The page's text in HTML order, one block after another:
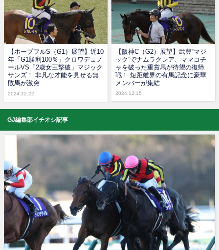
【ホープフルS（G1）展望】近10
年「G1勝利100％」クロワデュノ
ールVS「2歳女王撃破」マジック
サンズ！ 非凡な才能を見せる無
敗馬が激突
2024.12.22
【阪神C（G2）展望】武豊“マジ
ック”でナムラクレア、ママコチ
ャを破った重賞馬が待望の復帰
戦！ 短距離界の有馬記念に豪華
メンバーが集結
2024.12.15
GJ編集部イチオシ記事